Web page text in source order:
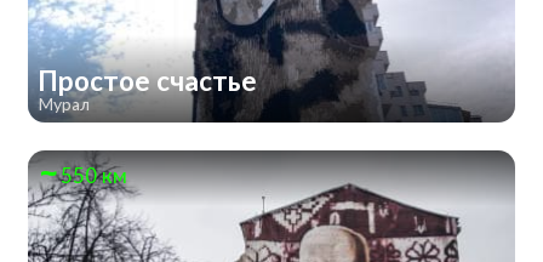
Простое счастье
Мурал
550 км